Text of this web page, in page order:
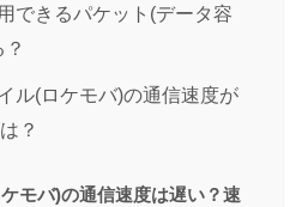
できるパケット(データ容
ル(ロケモバ)の通信速度が
？
モバ)の通信速度は遅い？速